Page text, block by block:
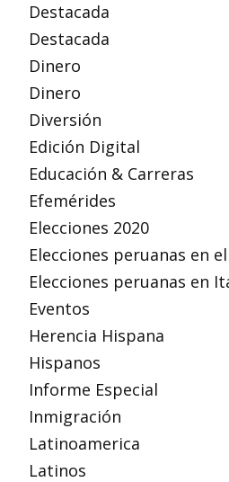
Destacada
Destacada
Dinero
Dinero
Diversión
Edición Digital
Educación & Carreras
Efemérides
Elecciones 2020
Elecciones peruanas en
Elecciones peruanas en
Eventos
Herencia Hispana
Hispanos
Informe Especial
Inmigración
Latinoamerica
Latinos